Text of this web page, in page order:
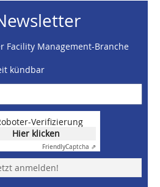
Facility Management-Branche
kündbar
Verifizierung
Hier klicken
FriendlyCaptcha ⇗
anmelden!